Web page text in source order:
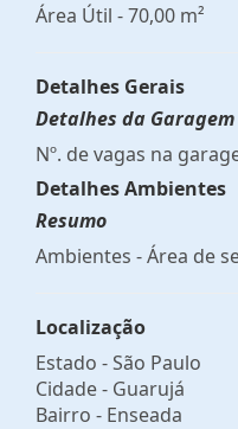
Área Útil - 70,00 m²
Detalhes Gerais
Detalhes da Garagem
Nº. de vagas na
Detalhes Ambientes
Resumo
Ambientes - Área de
Localização
Estado -São Paulo
Cidade - Guarujá
Bairro - Enseada